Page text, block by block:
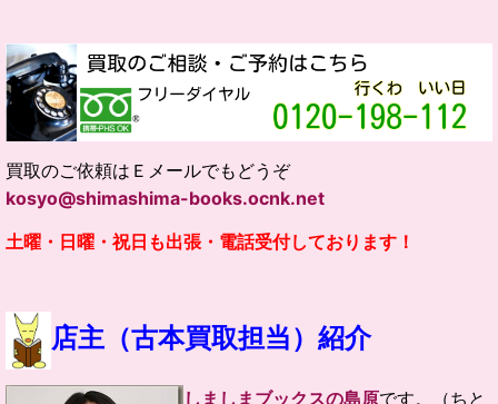
買取のご依頼はＥメールでもどうぞ
kosyo@shimashima-books.ocnk.net
土曜・日曜・祝日も出張・電話受付しております！
店主（古本買取担当）紹介
しましまブックスの島原です。（ちと